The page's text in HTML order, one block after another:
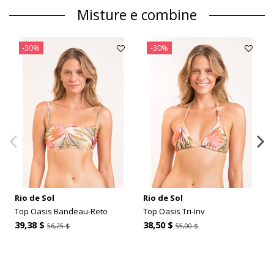
Misture e combine
-30%
Rio de Sol
Top Oasis Bandeau-Reto
39,38 $56,25 $
-30%
Rio de Sol
Top Oasis Tri-Inv
38,50 $ 55,00 $